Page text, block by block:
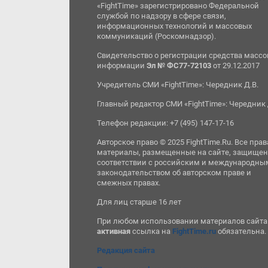
«FightTime» зарегистрировано Федеральной
службой по надзору в сфере связи,
информационных технологий и массовых
коммуникаций (Роскомнадзор).
Свидетельство о регистрации средства
информацииЭл № ФС77-72103 от 29.12.2017
Учредитель СМИ «FightTime»: Чередник Д.В.
Главный редактор СМИ «FightTime»: Чередник
Телефон редакции: +7 (495) 147-17-16
Авторское право © 2025 FightTime.Ru. Все
материалы, размещенные на сайте,
соответствии с российским и
законодательством об авторском праве и
смежных правах.
Для лиц старше 16 лет
При любом использовании материалов сайта
активная ссылка на FightTime.ru обязательна.
Редакция сайта